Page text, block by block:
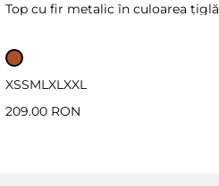
Top cu fir metalic în culoarea țiglă
XSSML XL XXL
209.00 RON